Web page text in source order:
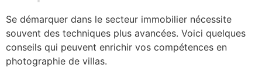
Se démarquer dans le secteur immobilier nécessite
souvent des techniques plus avancées. Voici quelques
conseils qui peuvent enrichir vos compétences en
photographie de villas.